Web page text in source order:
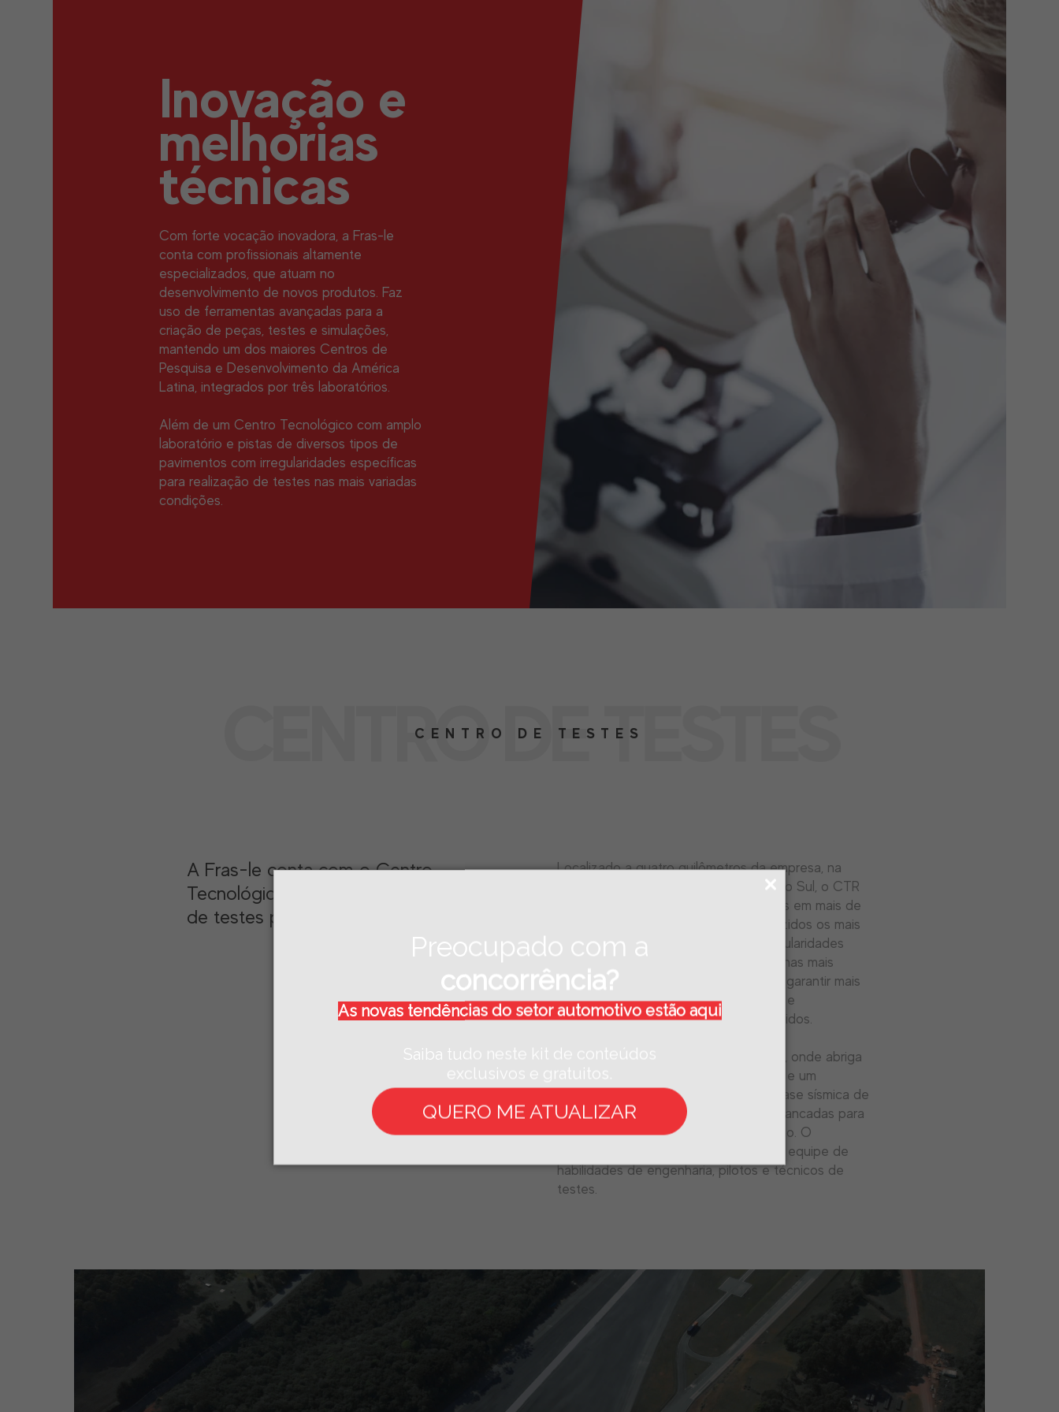
Preocupado com a
concorrência?
As novas tendências do setor automotivo estão aqui
Saiba tudo neste kit de conteúdos
exclusivos e gratuitos.
QUERO ME ATUALIZAR
Inovação e
melhorias
técnicas
Com forte vocação inovadora, a Fras-le
conta com profissionais altamente
especializados, que atuam no
desenvolvimento de novos produtos. Faz
uso de ferramentas avançadas para a
criação de peças, testes e simulações,
mantendo um dos maiores Centros de
Pesquisa e Desenvolvimento da América
Latina, integrados por três laboratórios.
Além de um Centro Tecnológico com amplo
laboratório e pistas de diversos tipos de
pavimentos com irregularidades específicas
para realização de testes nas mais variadas
condições.
CENTRO DE TESTES
CENTRO DE TESTES
A Fras-le conta com o Centro
Tecnológico Randon (CTR), um centro
de testes por excelência.
Localizado a quatro quilômetros da empresa, na
cidade de Farroupilha no Rio Grande do Sul, o CTR
espalhados em mais de
onde são reproduzidos os mais
diferentes tipos de pavimentos e irregularidades
específicas para realização de testes nas mais
variadas condições. Assim, você pode garantir mais
segurança, qualidade, competitividade e
confiabilidade aos produtos desenvolvidos.
Também possui um prédio de 2.200 m², onde abriga
um ateliê para preparação de veículos e um
laboratório estrutural, equipado com base sísmica de
94 m², atuadores servo-hidráulicos e bancadas para
testes vibracionais de alto desempenho. O
complexo tecnológico conta com uma equipe de
habilidades de engenharia, pilotos e técnicos de
testes.